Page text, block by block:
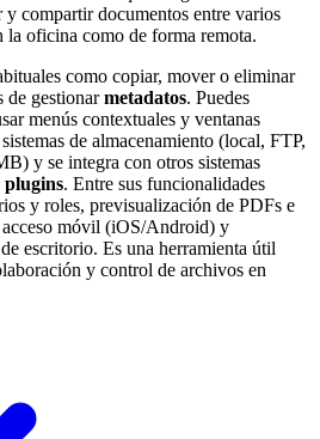
y compartir documentos entre varios
la oficina como de forma remota.
como copiar, mover o eliminar
de gestionarmetadatos. Puedes
menús contextuales y ventanas
de almacenamiento (local, FTP,
y se integra con otros sistemas
plugins. Entre sus funcionalidades
y roles, previsualización de PDFs e
móvil (iOS/Android) y
escritorio. Es una herramienta útil
y control de archivos en